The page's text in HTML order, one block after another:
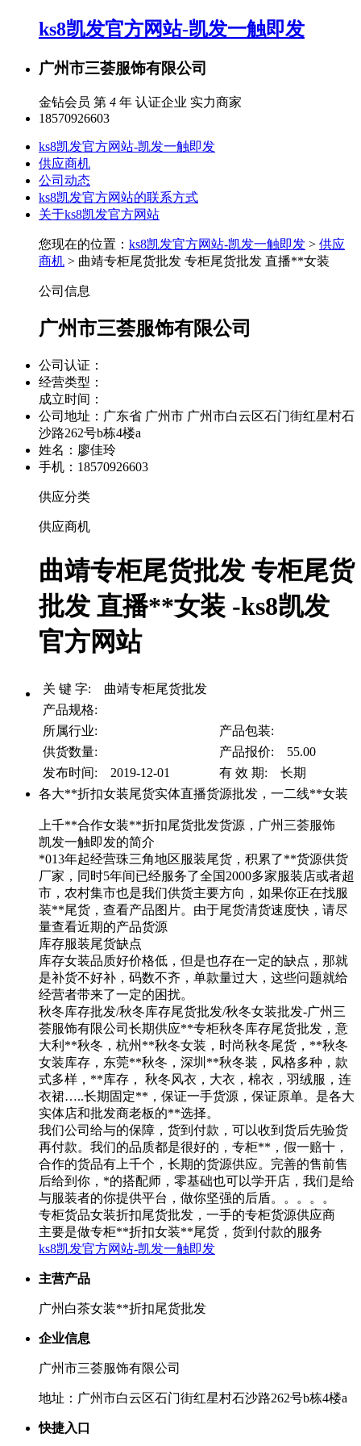
ks8凯发官方网站-凯发一触即发
广州市三荟服饰有限公司
金钻会员 第 4 年 认证企业 实力商家
18570926603
ks8凯发官方网站-凯发一触即发
供应商机
公司动态
ks8凯发官方网站的联系方式
关于ks8凯发官方网站
您现在的位置： ks8凯发官方网站-凯发一触即发 > 供应
商机 > 曲靖专柜尾货批发 专柜尾货批发 直播**女装
公司信息
广州市三荟服饰有限公司
公司认证：
经营类型：
成立时间：
公司地址： 广东省 广州市 广州市白云区石门街红星村石
沙路262号b栋4楼a
姓名：廖佳玲
手机：18570926603
供应分类
供应商机
曲靖专柜尾货批发 专柜尾货
批发 直播**女装 -ks8凯发
官方网站
关 键 字: 曲靖专柜尾货批发
产品规格:
所属行业:
产品包装:
供货数量:
产品报价: 55.00
发布时间: 2019-12-01
有 效 期: 长期
各大**折扣女装尾货实体直播货源批发，一二线**女装
上千**合作女装**折扣尾货批发货源，广州三荟服饰
凯发一触即发的简介
*013年起经营珠三角地区服装尾货，积累了**货源供货
厂家，同时5年间已经服务了全国2000多家服装店或者超
市，农村集市也是我们供货主要方向，如果你正在找服
装**尾货，查看产品图片。由于尾货清货速度快，请尽
量查看近期的产品货源
库存服装尾货缺点
库存女装品质好价格低，但是也存在一定的缺点，那就
是补货不好补，码数不齐，单款量过大，这些问题就给
经营者带来了一定的困扰。
秋冬库存批发/秋冬库存尾货批发/秋冬女装批发-广州三
荟服饰有限公司长期供应**专柜秋冬库存尾货批发，意
大利**秋冬，杭州**秋冬女装，时尚秋冬尾货，**秋冬
女装库存，东莞**秋冬，深圳**秋冬装，风格多种，款
式多样，**库存， 秋冬风衣，大衣，棉衣，羽绒服，连
衣裙…..长期固定**，保证一手货源，保证原单。是各大
实体店和批发商老板的**选择。
我们公司给与的保障，货到付款，可以收到货后先验货
再付款。我们的品质都是很好的，专柜**，假一赔十，
合作的货品有上千个，长期的货源供应。完善的售前售
后给到你，*的搭配师，零基础也可以学开店，我们是给
与服装者的你提供平台，做你坚强的后盾。。。。。
专柜货品女装折扣尾货批发，一手的专柜货源供应商
主要是做专柜**折扣女装**尾货，货到付款的服务
ks8凯发官方网站-凯发一触即发
主营产品
广州白茶女装**折扣尾货批发
企业信息
广州市三荟服饰有限公司
地址：广州市白云区石门街红星村石沙路262号b栋4楼a
快捷入口